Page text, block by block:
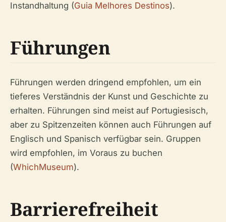
Instandhaltung (Guia Melhores Destinos).
Führungen
Führungen werden dringend empfohlen, um ein
tieferes Verständnis der Kunst und Geschichte zu
erhalten. Führungen sind meist auf Portugiesisch,
aber zu Spitzenzeiten können auch Führungen auf
Englisch und Spanisch verfügbar sein. Gruppen
wird empfohlen, im Voraus zu buchen
(WhichMuseum).
Barrierefreiheit